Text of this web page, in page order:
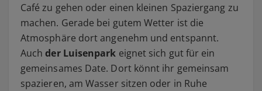
Café zu gehen oder einen kleinen Spaziergang zu
machen. Gerade bei gutem Wetter ist die
Atmosphäre dort angenehm und entspannt.
Auchder Luisenpark eignet sich gut für ein
gemeinsames Date. Dort könnt ihr gemeinsam
spazieren, am Wasser sitzen oder in Ruhe